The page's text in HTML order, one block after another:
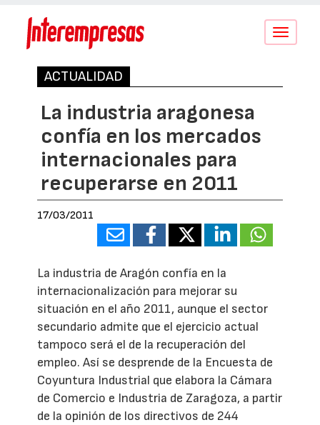
Conmutar
ACTUALIDAD
La industria aragonesa
confía en los mercados
internacionales para
recuperarse en 2011
17/03/2011
La industria de Aragón confía en la
internacionalización para mejorar su
situación en el año 2011, aunque el sector
secundario admite que el ejercicio actual
tampoco será el de la recuperación del
empleo. Así se desprende de la Encuesta de
Coyuntura Industrial que elabora la Cámara
de Comercio e Industria de Zaragoza, a partir
de la opinión de los directivos de 244